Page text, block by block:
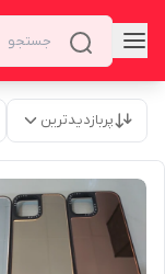
پربازدیدترین